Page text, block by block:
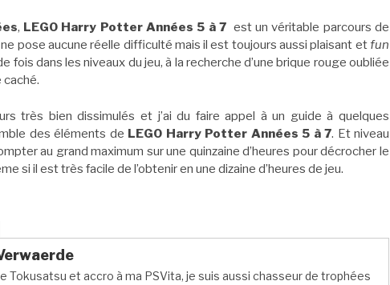
, LEGO Harry Potter Années 5 à 7 est un véritable parcours de
ne pose aucune réelle difficulté mais il est toujours aussi plaisant et fun
fois dans les niveaux du jeu, à la recherche d’une brique rouge oubliée
caché.
très bien dissimulés et j’ai du faire appel à un guide à quelques
des éléments de LEGO Harry Potter Années 5 à 7. Et niveau
au grand maximum sur une quinzaine d’heures pour décrocher le
si il est très facile de l’obtenir en une dizaine d’heures de jeu.
Tokusatsu et accro à ma PSVita, je suis aussi chasseur de trophées